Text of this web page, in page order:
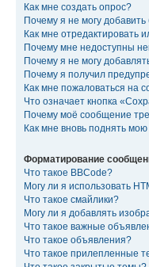
Как мне создать опрос?
Почему я не могу
Как мне отредактировать
Почему мне недоступны
Почему я не могу
Почему я получил
Как мне пожаловаться на
Что означает кнопка
Почему моё сообщение
Как мне вновь поднять
Форматирование
Что такое BBCode?
Могу ли я использовать
Что такое смайлики?
Могу ли я добавлять
Что такое важные
Что такое объявления?
Что такое прилепленные